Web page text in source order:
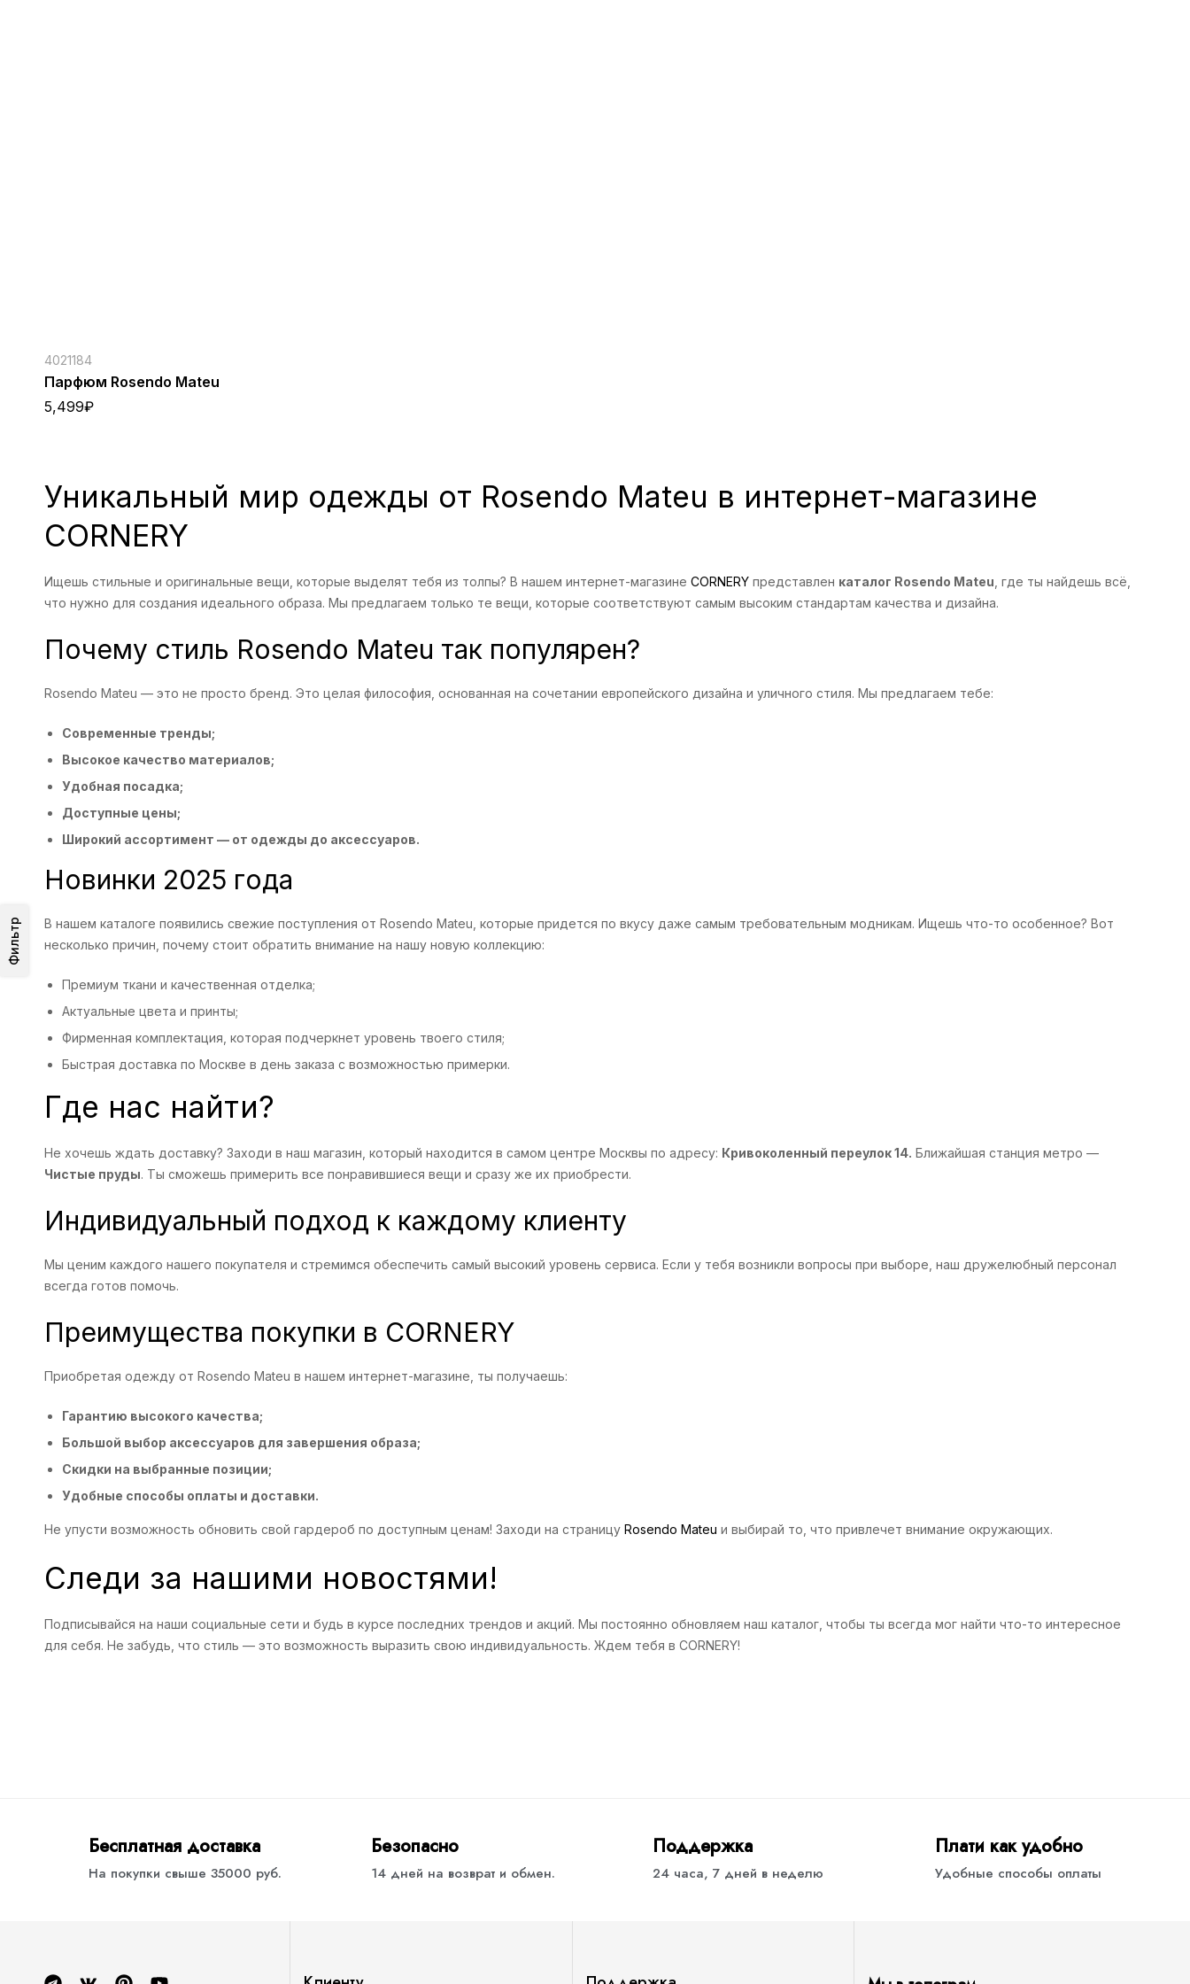
Фильтр
4021184
Парфюм Rosendo Mateu
5,499₽
Уникальный мир одежды от Rosendo Mateu в интернет-магазине
CORNERY
Ищешь стильные и оригинальные вещи, которые выделят тебя из толпы? В нашем интернет-магазине CORNERY представлен каталог Rosendo Mateu , где ты найдешь всё,
что нужно для создания идеального образа. Мы предлагаем только те вещи, которые соответствуют самым высоким стандартам качества и дизайна.
Почему стиль Rosendo Mateu так популярен?
Rosendo Mateu — это не просто бренд. Это целая философия, основанная на сочетании европейского дизайна и уличного стиля. Мы предлагаем тебе:
Современные тренды;
Высокое качество материалов;
Удобная посадка;
Доступные цены;
Широкий ассортимент — от одежды до аксессуаров.
Новинки 2025 года
В нашем каталоге появились свежие поступления от Rosendo Mateu, которые придется по вкусу даже самым требовательным модникам. Ищешь что-то особенное? Вот
несколько причин, почему стоит обратить внимание на нашу новую коллекцию:
Премиум ткани и качественная отделка;
Актуальные цвета и принты;
Фирменная комплектация, которая подчеркнет уровень твоего стиля;
Быстрая доставка по Москве в день заказа с возможностью примерки.
Где нас найти?
Не хочешь ждать доставку? Заходи в наш магазин, который находится в самом центре Москвы по адресу: Кривоколенный переулок 14. Ближайшая станция метро —
Чистые пруды. Ты сможешь примерить все понравившиеся вещи и сразу же их приобрести.
Индивидуальный подход к каждому клиенту
Мы ценим каждого нашего покупателя и стремимся обеспечить самый высокий уровень сервиса. Если у тебя возникли вопросы при выборе, наш дружелюбный персонал
всегда готов помочь.
Преимущества покупки в CORNERY
Приобретая одежду от Rosendo Mateu в нашем интернет-магазине, ты получаешь:
Гарантию высокого качества;
Большой выбор аксессуаров для завершения образа;
Скидки на выбранные позиции;
Удобные способы оплаты и доставки.
Не упусти возможность обновить свой гардероб по доступным ценам! Заходи на страницу Rosendo Mateu и выбирай то, что привлечет внимание окружающих.
Следи за нашими новостями!
Подписывайся на наши социальные сети и будь в курсе последних трендов и акций. Мы постоянно обновляем наш каталог, чтобы ты всегда мог найти что-то интересное
для себя. Не забудь, что стиль — это возможность выразить свою индивидуальность. Ждем тебя в CORNERY!
Бесплатная доставка
На покупки свыше 35000 руб.
Безопасно
14 дней на возврат и обмен.
Поддержка
24 часа, 7 дней в неделю
Плати как удобно
Удобные способы оплаты